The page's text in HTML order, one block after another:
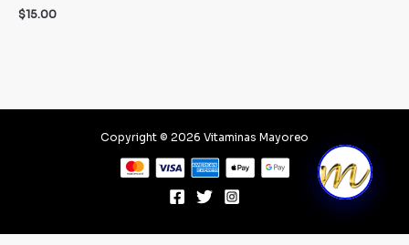
$15.00
Copyright © 2026 Vitaminas Mayoreo